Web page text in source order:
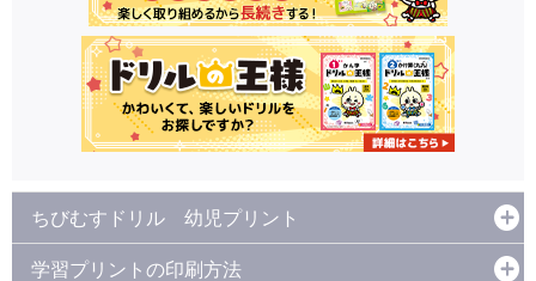
ちびむすドリル 幼児プリント
学習プリントの印刷方法